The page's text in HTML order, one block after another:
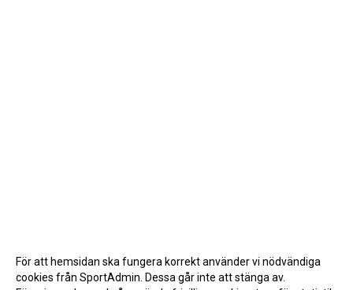
För att hemsidan ska fungera korrekt använder vi nödvändiga
cookies från SportAdmin. Dessa går inte att stänga av.